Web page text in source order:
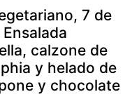
7 de
calzone de
y helado de
y chocolate